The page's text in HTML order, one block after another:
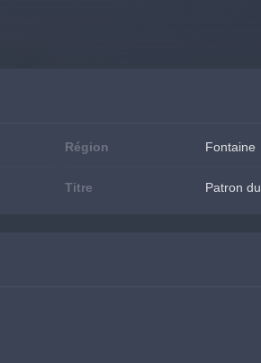
Région Fontaine
Titre Patron